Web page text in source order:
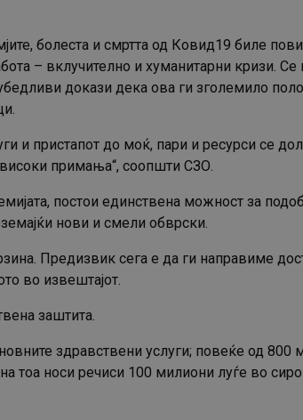
болеста и смртта од Ковид19 биле
– вклучително и хуманитарни кризи.
докази дека ова ги зголемило
и пристапот до моќ, пари и ресурси се
примања“, соопшти СЗО.
постои единствена можност за
нови и смели обврски.
Предизвик сега е да ги направиме
во извештајот.
заштита.
здравствени услуги; повеќе од
тоа носи речиси 100 милиони луѓе во